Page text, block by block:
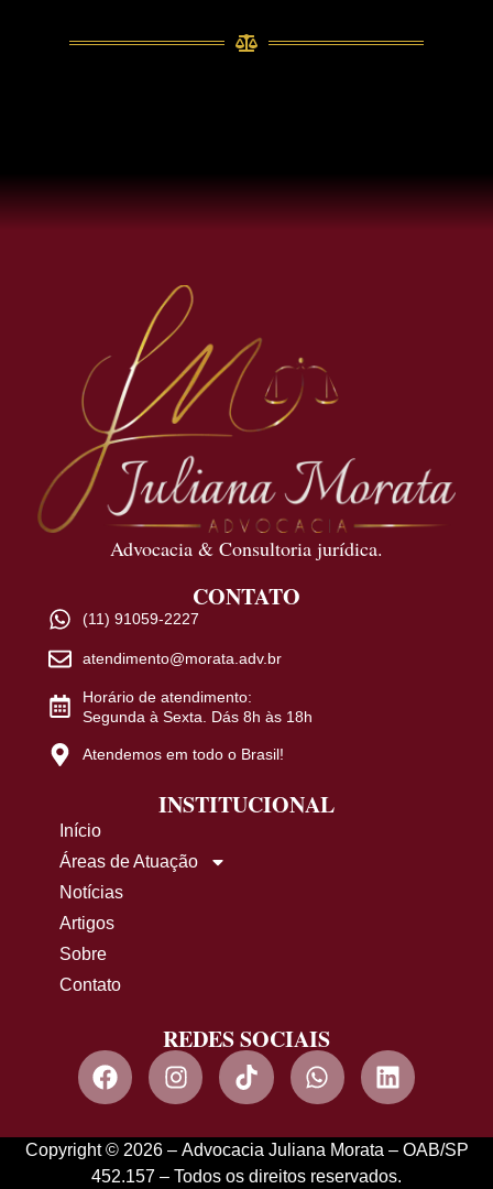
Advocacia & Consultoria jurídica.
CONTATO
(11) 91059-2227
atendimento@morata.adv.br
Horário de atendimento:
Segunda à Sexta. Dás 8h às 18h
Atendemos em todo o Brasil!
INSTITUCIONAL
Início
Áreas de Atuação
Notícias
Artigos
Sobre
Contato
REDES SOCIAIS
Copyright © 2026 – Advocacia Juliana Morata – OAB/SP
452.157 – Todos os direitos reservados.